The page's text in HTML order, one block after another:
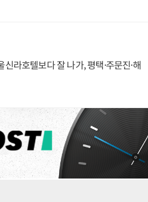
라호텔보다 잘 나가, 평택·주문진·해